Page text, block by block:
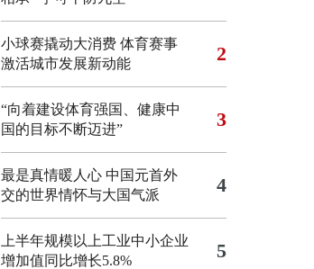
小球赛撬动大消费 体育赛事
激活城市发展新动能
2
“向着建设体育强国、健康中
国的目标不断迈进”
3
最是真情暖人心 中国元首外
交的世界情怀与大国气派
4
上半年规模以上工业中小企业
增加值同比增长5.8%
5